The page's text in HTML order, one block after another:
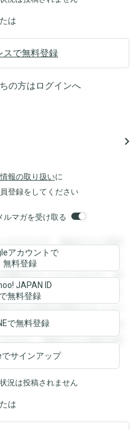
は
スで無料登録
の方はログインへ
navigate_next
報の取り扱いに
登録をしてください
マガを受け取る
ができます。登録すると回答
録すると回答を閲覧すること
閲覧することができます。登
できます。登録すると回答を
すると回答を閲覧することが
覧することができます。登録
きます。登録すると回答を閲
アカウントで
無料登録
JAPAN ID
で無料登録
で無料登録
サインアップ
況は投稿されません
は